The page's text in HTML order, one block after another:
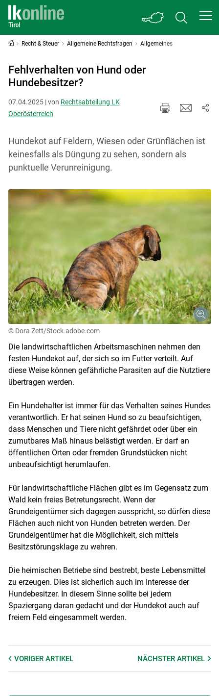
Skip to main content
Recht & Steuer Allgemeine Rechtsfragen Allgemeines
Fehlverhalten von Hund oder
Hundebesitzer?
07.04.2025 | von Rechtsabteilung LK
Oberösterreich
Hundekot auf Feldern, Wiesen oder Grünflächen ist
keinesfalls als Düngung zu sehen, sondern als
punktuelle Verunreinigung.
© Dora Zett/Stock.adobe.com
Die landwirtschaftlichen Arbeitsmaschinen nehmen den
festen Hundekot auf, der sich so im Futter verteilt. Auf
diese Weise können gefährliche Parasiten auf die Nutztiere
übertragen werden.
Ein Hundehalter ist immer für das Verhalten seines Hundes
verantwortlich. Er hat seinen Hund so zu beaufsichtigen,
dass Menschen und Tiere nicht gefährdet oder über ein
zumutbares Maß hinaus belästigt werden. Er darf an
öffentlichen Orten oder fremden Grundstücken nicht
unbeaufsichtigt herumlaufen.
Für landwirtschaftliche Flächen gibt es im Gegensatz zum
Wald kein freies Betretungsrecht. Wenn der
Grundeigentümer sich dagegen ausspricht, so dürfen diese
Flächen auch nicht von Hunden betreten werden. Der
Grundeigentümer hat die Möglichkeit, sich mittels
Besitzstörungsklage zu wehren.
Die heimischen Betriebe sind bestrebt, beste Lebensmittel
zu erzeugen. Dies ist sicherlich auch im Interesse der
Hundebesitzer. In diesem Sinne sollte bei jedem
Spaziergang daran gedacht und der Hundekot auch auf
freiem Feld eingesammelt werden.
VORIGER ARTIKEL NÄCHSTERARTIKEL